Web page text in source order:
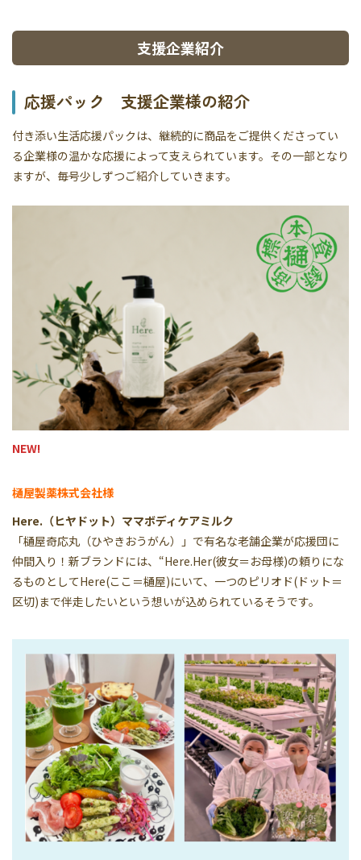
支援企業紹介
応援パック 支援企業様の紹介
付き添い生活応援パックは、継続的に商品をご提供くださってい
る企業様の温かな応援によって支えられています。その一部となり
ますが、毎号少しずつご紹介していきます。
NEW!
樋屋製薬株式会社様
Here.（ヒヤドット）ママボディケアミルク
「樋屋奇応丸（ひやきおうがん）」で有名な老舗企業が応援団に
仲間入り！新ブランドには、“Here.Her(彼女＝お母様)の頼りにな
るものとしてHere(ここ＝樋屋)にいて、一つのピリオド(ドット＝
区切)まで伴走したいという想いが込められているそうです。